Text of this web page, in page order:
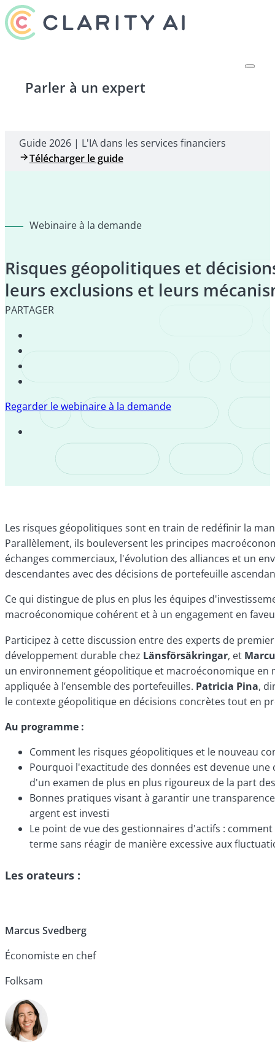
Parler à un expert
Guide 2026 | L'IA dans les services financiers
Télécharger le guide
Webinaire à la demande
Risques géopolitiques et
leurs exclusions et leurs
PARTAGER
Regarder le webinaire à la demande
Les risques géopolitiques sont en train de redéfinir la
Parallèlement, ils bouleversent les principes
échanges commerciaux, l'évolution des alliances et un
descendantes avec des décisions de portefeuille
Ce qui distingue de plus en plus les équipes
macroéconomique cohérent et à un engagement en
Participez à cette discussion entre des experts de
développement durable chez Länsförsäkringar, et
un environnement géopolitique et macroéconomique en
appliquée à l’ensemble des portefeuilles. Patricia Pina,
le contexte géopolitique en décisions concrètes tout en
Au programme :
Comment les risques géopolitiques et le nouveau
Pourquoi l'exactitude des données est devenue
d'un examen de plus en plus rigoureux de la part
Bonnes pratiques visant à garantir une
argent est investi
Le point de vue des gestionnaires d'actifs :
terme sans réagir de manière excessive aux
Les orateurs :
Marcus Svedberg
Économiste en chef
Folksam